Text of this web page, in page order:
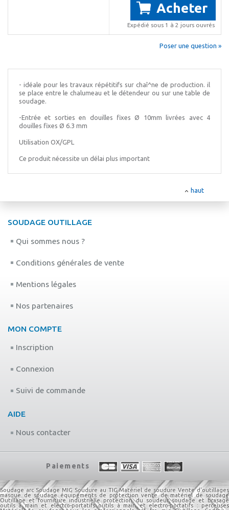
Acheter
Expédié sous 1 à 2 jours ouvrés
Poser une question »
- idéale pour les travaux répétitifs sur chaî^ne de production. il
se place entre le chalumeau et le détendeur ou sur une table de
soudage.
-Entrée et sorties en douilles fixes Ø 10mm livrées avec 4
douilles fixes Ø 6.3 mm
Utilisation OX/GPL
Ce produit nécessite un délai plus important
haut
SOUDAGE OUTILLAGE
Qui sommes nous ?
Conditions générales de vente
Mentions légales
Nos partenaires
MON COMPTE
Inscription
Connexion
Suivi de commande
AIDE
Nous contacter
Paiements
Soudage arc Soudage MIG Soudure au TIG Matériel de soudure Vente d'outillages
masque de soudage
équipements de protection vente de matériel de soudage
Outillage et fourniture industrielle
protection du soudeur soudage et brasage
outils à main et electro-portatifs outils à main et electro-portatifs : perceuses